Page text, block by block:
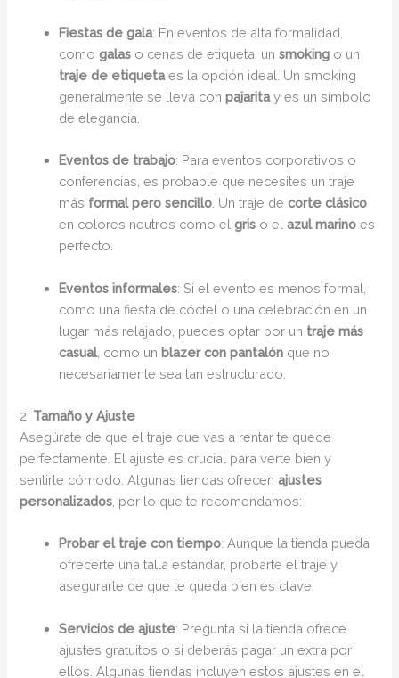
Fiestas de gala: En eventos de alta formalidad,
comogalas o cenas de etiqueta, unsmoking o un
traje de etiquetaes la opción ideal. Un smoking
generalmente se lleva conpajaritay es un símbolo
de elegancia.
Eventos de trabajo: Para eventos corporativos o
conferencias, es probable que necesites un traje
más formal pero sencillo . Un traje decorte clásico
en colores neutros como elgris o elazul marino es
perfecto.
Eventos informales: Si el evento es menos formal,
como una fiesta de cóctel o una celebración en un
lugar más relajado, puedes optar por un traje más
casual, como un blazer con pantalón que no
necesariamente sea tan estructurado.
2. Tamaño y Ajuste
Asegúrate de que el traje que vas a rentar te quede
perfectamente. El ajuste es crucial para verte bien y
sentirte cómodo. Algunas tiendas ofrecenajustes
personalizados , por lo que te recomendamos:
Probar el traje con tiempo: Aunque la tienda pueda
ofrecerte una talla estándar, probarte el traje y
asegurarte de que te queda bien es clave.
Servicios de ajuste: Pregunta si la tienda ofrece
ajustes gratuitos o si deberás pagar un extra por
ellos. Algunas tiendas incluyen estos ajustes en el